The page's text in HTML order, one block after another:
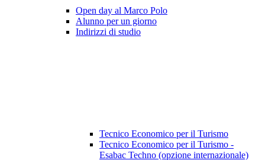
Open day al Marco Polo
Alunno per un giorno
Indirizzi di studio
Tecnico Economico per il Turismo
Tecnico Economico per il Turismo -
Esabac Techno (opzione internazionale)